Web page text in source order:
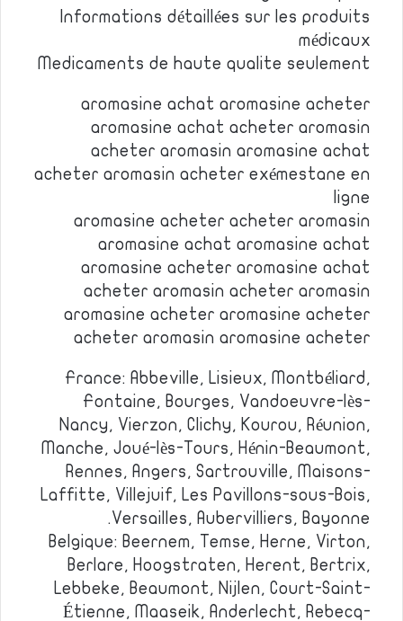
Informations détaillées sur les produits
médicaux
Medicaments de haute qualite seulement
aromasine achat aromasine acheter
aromasine achat acheter aromasin
acheter aromasin aromasine achat
acheter aromasin acheter exémestane en
ligne
aromasine acheter acheter aromasin
aromasine achat aromasine achat
aromasine acheter aromasine achat
acheter aromasin acheter aromasin
aromasine acheter aromasine acheter
acheter aromasin aromasine acheter
France: Abbeville, Lisieux, Montbéliard,
Fontaine, Bourges, Vandoeuvre-lès-
Nancy, Vierzon, Clichy, Kourou, Réunion,
Manche, Joué-lès-Tours, Hénin-Beaumont,
Rennes, Angers, Sartrouville, Maisons-
Laffitte, Villejuif, Les Pavillons-sous-Bois,
Versailles, Aubervilliers, Bayonne.
Belgique: Beernem, Temse, Herne, Virton,
Berlare, Hoogstraten, Herent, Bertrix,
Lebbeke, Beaumont, Nijlen, Court-Saint-
Étienne, Maaseik, Anderlecht, Rebecq-